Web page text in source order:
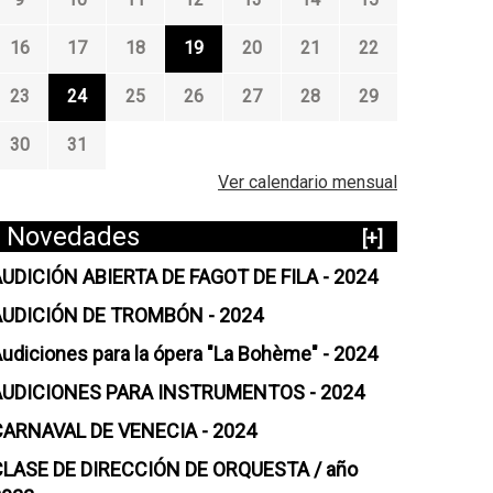
16 17 18 19 20 21 22
23 24 25 26 27 28 29
30
31
Ver calendario mensual
Novedades
[+]
ABIERTA DE FAGOT DE FILA - 2024
DE TROMBÓN - 2024
para la ópera "La Bohème" - 2024
PARA INSTRUMENTOS - 2024
DE VENECIA - 2024
DE DIRECCIÓN DE ORQUESTA / año